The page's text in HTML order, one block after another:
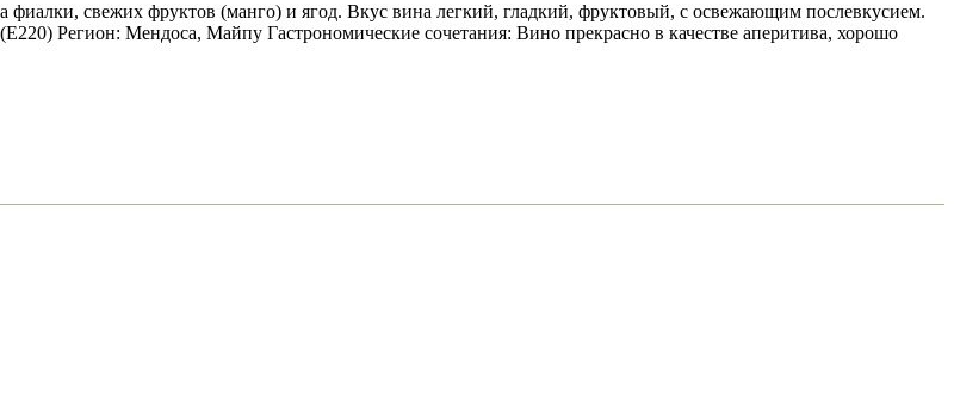
свежих фруктов (манго) и ягод. Вкус вина легкий, гладкий, фруктовый, с освежающим послевкусием.
Регион: Мендоса, Майпу Гастрономические сочетания: Вино прекрасно в качестве аперитива, хорошо